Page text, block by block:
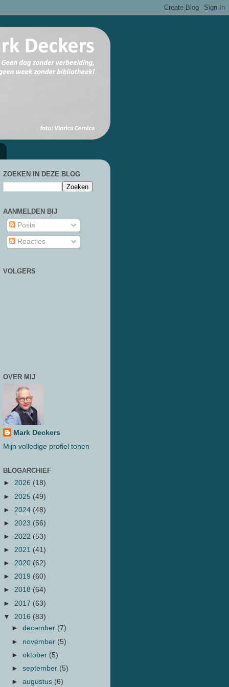
ZOEKEN IN DEZE BLOG
AANMELDEN BIJ
Posts
Reacties
VOLGERS
OVER MIJ
Mark Deckers
Mijn volledige profiel tonen
BLOGARCHIEF
► 2026 (18)
► 2025 (49)
► 2024 (48)
► 2023 (56)
► 2022 (53)
► 2021 (41)
► 2020 (62)
► 2019 (60)
► 2018 (64)
► 2017 (63)
▼ 2016 (83)
►december (7)
► november (5)
►oktober (5)
►september (5)
►augustus (6)